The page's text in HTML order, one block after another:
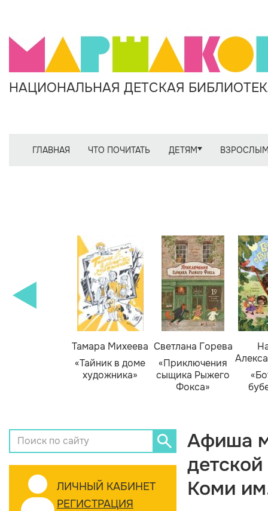
НАЦИОНАЛЬНАЯ ДЕТСКАЯ
ГЛАВНАЯ ЧТО ПОЧИТАТЬ ДЕТЯМ
Тамара Михеева
«Тайник в доме
художника»
Светлана Горева
«Приключения
сыщика Рыжего
Фокса»
ЛИЧНЫЙ КАБИНЕТ
РЕГИСТРАЦИЯ
Афиша
Коми